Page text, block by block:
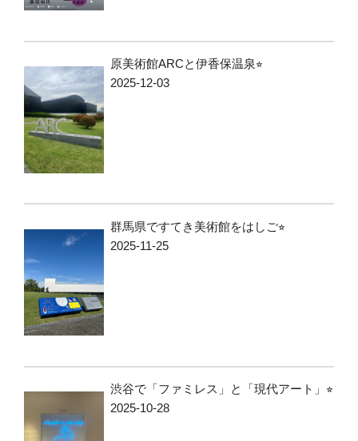
原美術館ARCと伊香保温泉⭐︎
2025-12-03
群馬県ですてき美術館をはしご⭐︎
2025-11-25
渋谷で「ファミレス」と「現代アート」⭐︎
2025-10-28